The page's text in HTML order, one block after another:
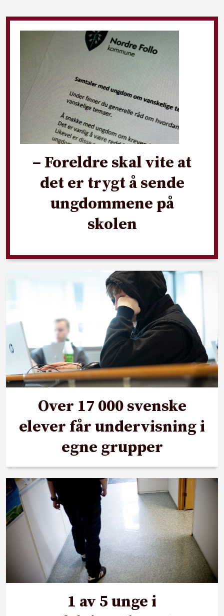
– Foreldre skal vite at
det er trygt å sende
ungdommene på
skolen
Over 17 000 svenske
elever får undervisning i
egne grupper
1 av 5 unge i